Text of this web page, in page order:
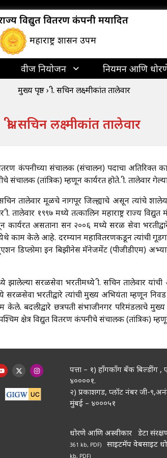
राज्य विद्युत वितरण कंपनी मर्यादित
महाराष्ट्र शासन उपक्रम
वीज नियोजन नियमन आणि
मुख्य पृष्ठ›श्री. सचिन लक्ष्मीकांत तालेवार
श्री. सचिन लक्ष्मीकांत तालेवार
कंपनीच्या संचालक (संचालन) पदाचा
संचालक (तांत्रिक) म्हणून कार्यरत होते. श्री. तालेवार
तालेवार मूळचे नागपूर जिल्ह्याचे असून त्यांचे
तालेवार १९९७ मध्ये तत्कालिन महाराष्ट्र राज्य
असताना सन २००६ मध्ये सरळ सेवा भरतीद्वारे
येथे काम केले आहे. दरम्यान महावितरणकडून त्यांची
डिप्लोमा इन बिझीनेस मॅनेजमेंट (पीजीडीएम)
झालेल्या सरळसेवा भरतीमध्ये श्री. सचिन तालेवार
भरतीद्वारे त्यांची मुख्य अभियंता म्हणून
केले. बदलीद्वारे छत्रपती संभाजीनगर परिमंडलाचे
क्षेत्र विद्युत वितरण कंपनीचे संचालक (तांत्रिक)
पत्ता – १) हॉंगकॉंग बँक बिल्डींग ,
४००००१.
२) प्रकाशगड, प्लॉट नंबर जी-
मुंबई – ४०००५१
धोरणे आणि अस्वीकार डेटा
361 kb, PDF)
साइटमॅप वेबसाइट
kb, PDF)